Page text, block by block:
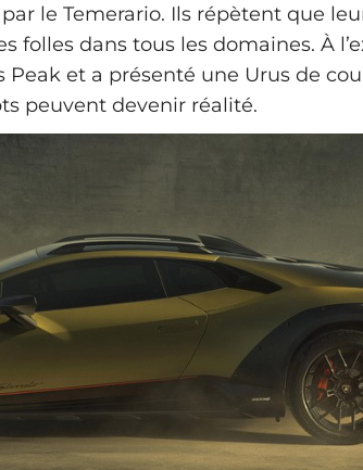
le Temerario. Ils répètent que
folles dans tous les domaines. À
Peak et a présenté une Urus de
peuvent devenir réalité.